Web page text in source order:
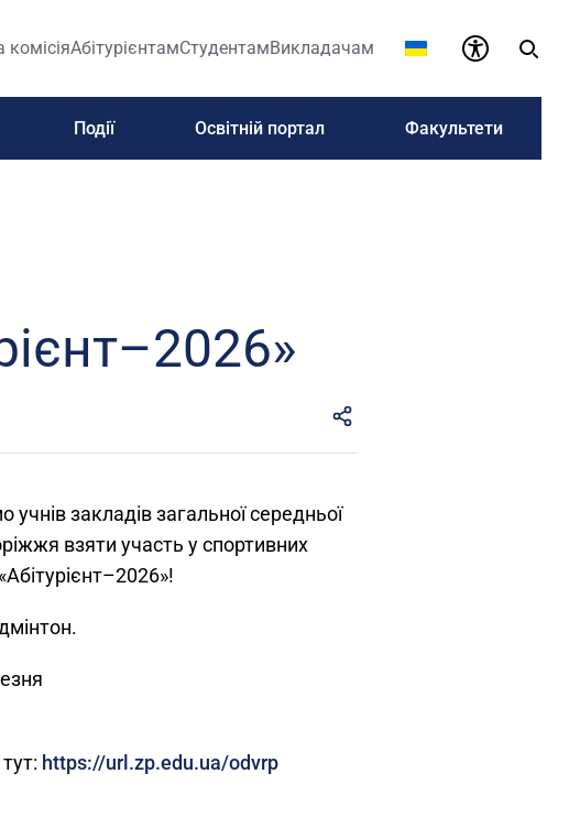
АбітурієнтамСтудентамВикладачам
Події Освітній портал Факультети
закладів загальної середньої
взяти участь у спортивних
https://url.zp.edu.ua/odvrp